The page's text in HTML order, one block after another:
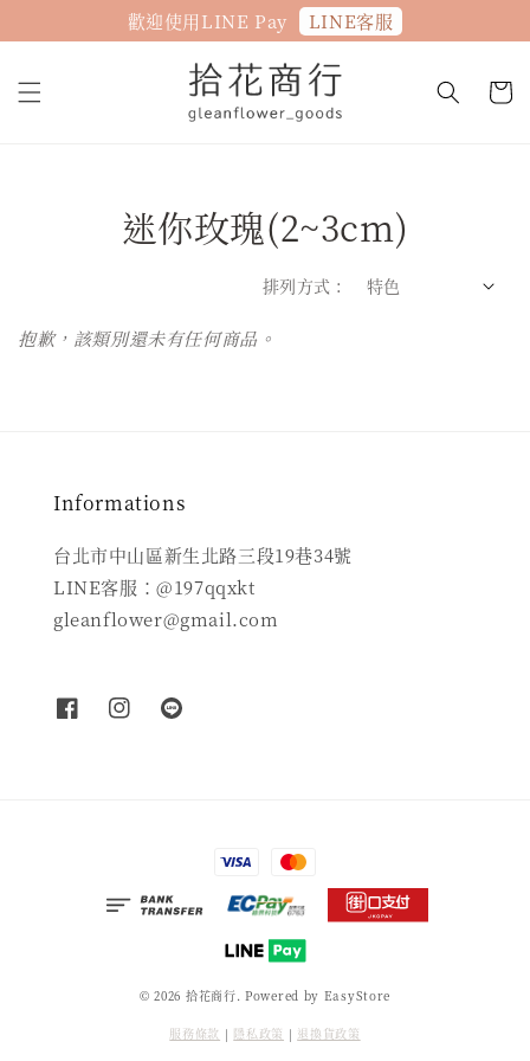
歡迎使用LINE Pay LINE客服
迷你玫瑰(2~3cm)
排列方式 :
抱歉，該類別還未有任何商品。
Informations
台北市中山區新生北路三段19巷34號
LINE客服：@197qqxkt
gleanflower@gmail.com
© 2026 拾花商行. Powered by EasyStore
服務條款 | 隱私政策 | 退換貨政策